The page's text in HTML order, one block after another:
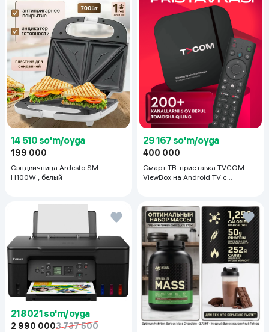
14 510 so'm/oyga
199 000
Сэндвичница Ardesto SM-
H100W , белый
29 167 so'm/oyga
400 000
Смарт ТВ-приставка TVCOM
ViewBox на Android TV с
218 021 so'm/oyga
2 990 0003 737 500